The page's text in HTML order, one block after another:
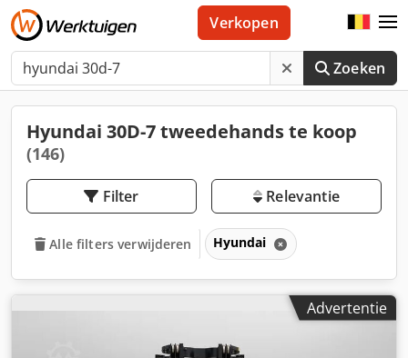
Zoeken
Verkopen
Hyundai 30D-7 tweedehands te koop
(146)
Filter Relevantie
Alle filters verwijderen Hyundai
Advertentie